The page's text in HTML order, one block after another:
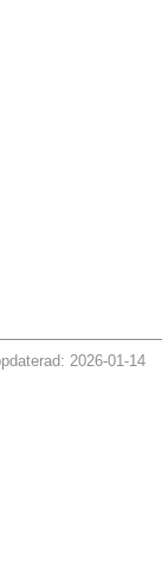
2026-01-14